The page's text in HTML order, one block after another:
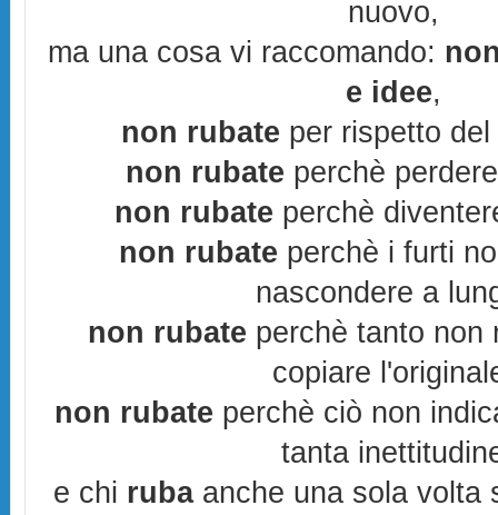
nuovo,
ma una cosa vi raccomando:
e idee,
non rubate per rispetto
non rubate perchè
non rubate perchè
non rubate perchè i furti
nascondere a
non rubate perchè tanto non
copiare
non rubate perchè ciò non
tanta
e chi rubaanche una sola volta